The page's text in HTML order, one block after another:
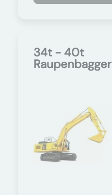
34t - 40t
Raupenbagger